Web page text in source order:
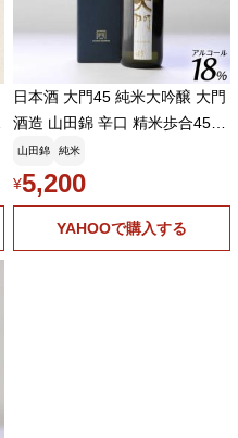
日本酒 大門45 純米大吟醸 大門
酒造 山田錦 辛口 精米歩合45%
アルコール18% お酒 日本酒 贈
り物 お礼 お祝い 酒 ギフト
山田錦 純米
¥5,200
YAHOOで購入する